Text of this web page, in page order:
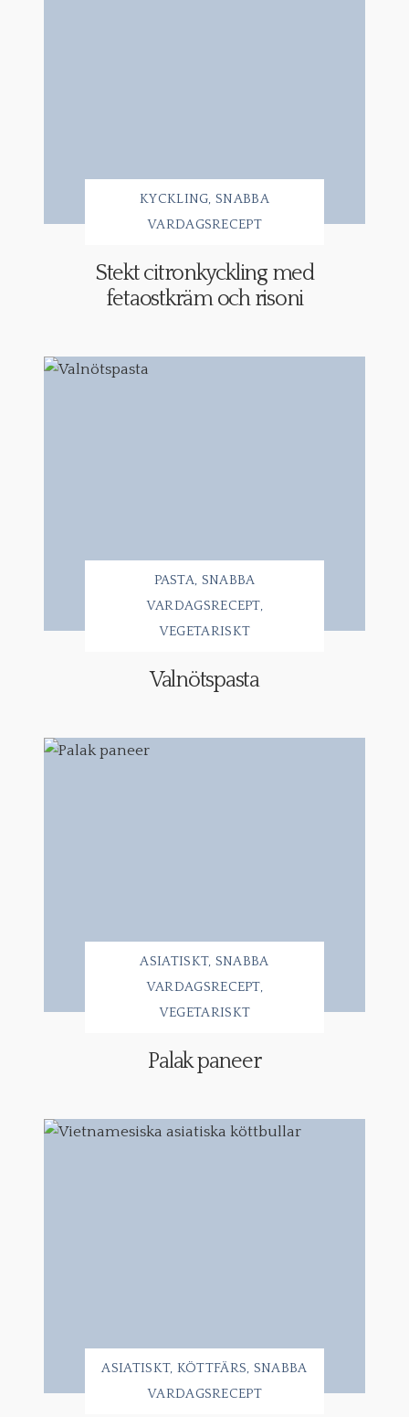
KYCKLING SNABBA
VARDAGSRECEPT
Stekt citronkyckling med
fetaostkräm och risoni
PASTA SNABBA
VARDAGSRECEPT
VEGETARISKT
Valnötspasta
ASIATISKT SNABBA
VARDAGSRECEPT
VEGETARISKT
Palak paneer
ASIATISKT KÖTTFÄRS SNABBA
VARDAGSRECEPT